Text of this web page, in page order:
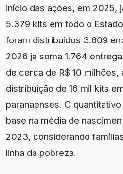
início das ações, em 2025,
5.379 kits em todo o
foram distribuídos 3.609
2026 já soma 1.764
de cerca de R$ 10 milhões,
distribuição de 16 mil kits
paranaenses. O
base na média de
2023, considerando
linha da pobreza.